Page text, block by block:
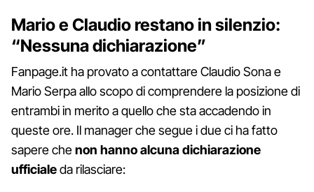
Mario e Claudio restano in silenzio:
“Nessuna dichiarazione”
Fanpage.it ha provato a contattare Claudio Sona e
Mario Serpa allo scopo di comprendere la posizione di
entrambi in merito a quello che sta accadendo in
queste ore. Il manager che segue i due ci ha fatto
sapere chenon hanno alcuna dichiarazione
ufficialeda rilasciare: